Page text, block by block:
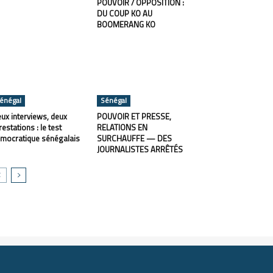
POUVOIR / OPPOSITION :
DU COUP KO AU
BOOMERANG KO
interviews, deux
: le test
sénégalais
Sénégal
POUVOIR ET PRESSE,
RELATIONS EN
SURCHAUFFE — DES
JOURNALISTES ARRÊTÉS